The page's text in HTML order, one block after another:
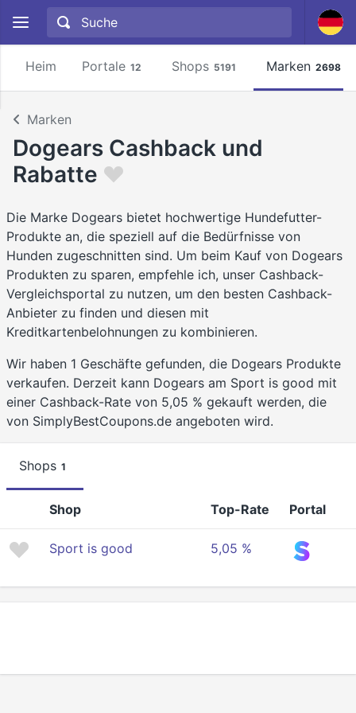
Heim Portale 12 Shops 5191 Marken 2698
Marken
Dogears Cashback und
Rabatte
Die Marke Dogears bietet hochwertige Hundefutter-
Produkte an, die speziell auf die Bedürfnisse von
Hunden zugeschnitten sind. Um beim Kauf von Dogears
Produkten zu sparen, empfehle ich, unser Cashback-
Vergleichsportal zu nutzen, um den besten Cashback-
Anbieter zu finden und diesen mit
Kreditkartenbelohnungen zu kombinieren.
Wir haben 1 Geschäfte gefunden, die Dogears Produkte
verkaufen. Derzeit kann Dogears am Sport is good mit
einer Cashback-Rate von 5,05 % gekauft werden, die
von SimplyBestCoupons.de angeboten wird.
Shops 1
Shop Top-Rate Portal
Sport is good 5,05 %